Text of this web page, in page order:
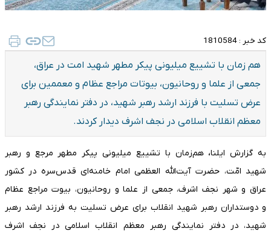
کد خبر : 1810584
هم زمان با تشییع میلیونی پیکر مطهر شهید امت در عراق،
جمعی از علما و روحانیون، بیوتات مراجع عظام و معممین برای
عرض تسلیت با فرزند ارشد رهبر شهید، در دفتر نمایندگی رهبر
معظم انقلاب اسلامی در نجف اشرف دیدار کردند.
به گزارش ایلنا،هم‌زمان با تشییع میلیونی پیکر مطهر مرجع و رهبر
شهید امّت، حضرت آیت‌الله العظمی امام خامنه‌ای قدس‌سره در کشور
عراق و شهر نجف اشرف، جمعی از علما و روحانیون، بیوت مراجع عظام
و دوستداران رهبر شهید انقلاب برای عرض تسلیت به فرزند ارشد رهبر
شهید، در دفتر نمایندگی رهبر معظم انقلاب اسلامی در نجف اشرف‌